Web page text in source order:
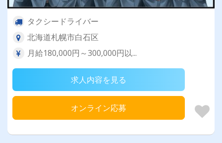
タクシードライバー
北海道札幌市白石区
月給180,000円～300,000円以...
求人内容を見る
オンライン応募